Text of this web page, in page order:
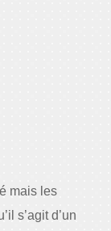
mais les
s’agit d’un